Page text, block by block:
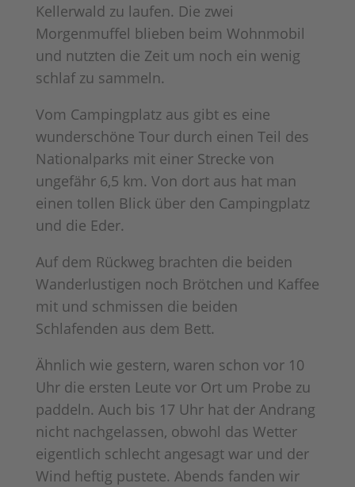
Kellerwald zu laufen. Die zwei
Morgenmuffel blieben beim Wohnmobil
und nutzten die Zeit um noch ein wenig
schlaf zu sammeln.
Vom Campingplatz aus gibt es eine
wunderschöne Tour durch einen Teil des
Nationalparks mit einer Strecke von
ungefähr 6,5 km. Von dort aus hat man
einen tollen Blick über den Campingplatz
und die Eder.
Auf dem Rückweg brachten die beiden
Wanderlustigen noch Brötchen und Kaffee
mit und schmissen die beiden
Schlafenden aus dem Bett.
Ähnlich wie gestern, waren schon vor 10
Uhr die ersten Leute vor Ort um Probe zu
paddeln. Auch bis 17 Uhr hat der Andrang
nicht nachgelassen, obwohl das Wetter
eigentlich schlecht angesagt war und der
Wind heftig pustete. Abends fanden wir